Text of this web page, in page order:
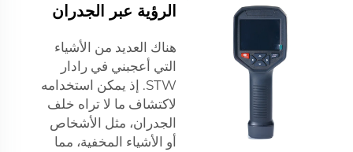
الرؤية عبر الجدران
هناك العديد من الأشياء
التي أعجبني في رادار
STW. إذ يمكن استخدامه
لاكتشاف ما لا تراه خلف
الجدران، مثل الأشخاص
أو الأشياء المخفية، مما